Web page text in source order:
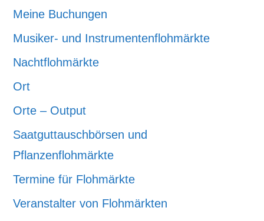
Meine Buchungen
Musiker- und Instrumentenflohmärkte
Nachtflohmärkte
Ort
Orte – Output
Saatguttauschbörsen und
Pflanzenflohmärkte
Termine für Flohmärkte
Veranstalter von Flohmärkten